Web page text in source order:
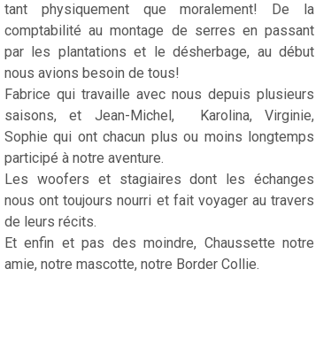
tant physiquement que moralement! De la
comptabilité au montage de serres en passant
par les plantations et le désherbage, au début
nous avions besoin de tous!
Fabrice qui travaille avec nous depuis plusieurs
saisons, et Jean-Michel, Karolina, Virginie,
Sophie qui ont chacun plus ou moins longtemps
participé à notre aventure.
Les woofers et stagiaires dont les échanges
nous ont toujours nourri et fait voyager au travers
de leurs récits.
Et enfin et pas des moindre, Chaussette notre
amie, notre mascotte, notre Border Collie.